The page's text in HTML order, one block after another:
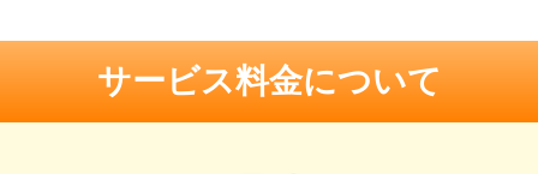
サービス料金について